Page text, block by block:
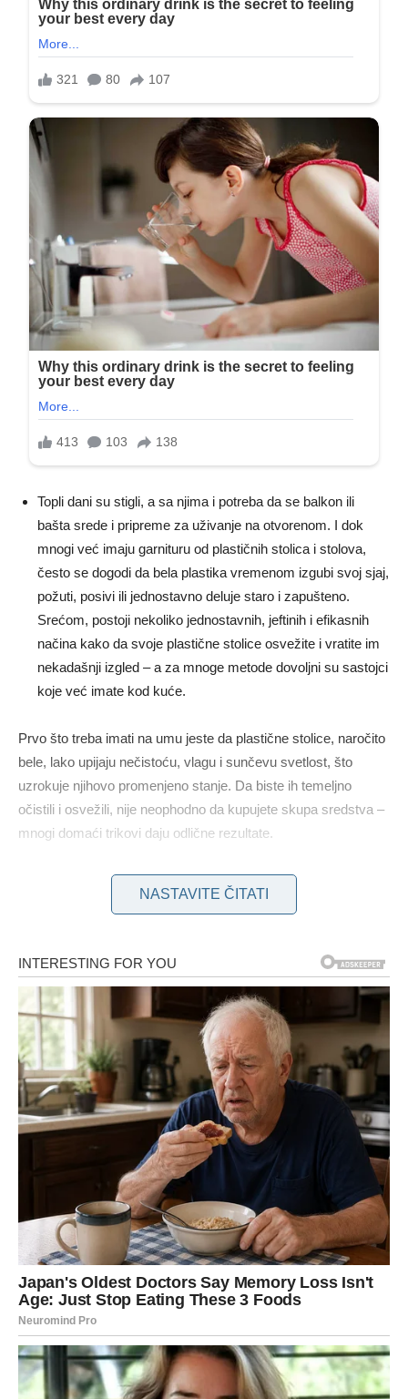
Topli dani su stigli, a sa njima i potreba da se balkon ili
bašta srede i pripreme za uživanje na otvorenom. I dok
mnogi već imaju garnituru od plastičnih stolica i stolova,
često se dogodi da bela plastika vremenom izgubi svoj sjaj,
požuti, posivi ili jednostavno deluje staro i zapušteno.
Srećom, postoji nekoliko jednostavnih, jeftinih i efikasnih
načina kako da svoje plastične stolice osvežite i vratite im
nekadašnji izgled – a za mnoge metode dovoljni su sastojci
koje već imate kod kuće.
Prvo što treba imati na umu jeste da plastične stolice, naročito
bele, lako upijaju nečistoću, vlagu i sunčevu svetlost, što
uzrokuje njihovo promenjeno stanje. Da biste ih temeljno
očistili i osvežili, nije neophodno da kupujete skupa sredstva –
mnogi domaći trikovi daju odlične rezultate.
Jedna od najjednostavnijih i najpristupačnijih metoda jeste
pasta od sode bikarbone i vode . U maloj posudi
gustu pastu. Tu pastu nanesite direktno na fleke na stolici, a
zatim četkom ili sunđerom nežno trljajte. Ostavite da deluje
10 do 15 minuta, pa isperite toplom vodom. Ova metoda je
naročito efikasna za uklanjanje sivih i žutih fleka koje se
talože s vremenom.
Ako su mrlje tvrdokornije ili se radi o buđi, izbeljivač, odnosno
varikina, može biti vrlo efikasan. U kofu sipajte vodu i dodajte
jedan čep izbeljivača na svakih litar vode. Obavezno koristite
gumene rukavice! Smesu nanesite na zaprljanu površinu
pomoću sunđera ili prskalice. Ostavite da deluje 10 do 20
minuta, zatim dobro isperite čistom vodom. Iako je delotvorno,
izbeljivač ne treba koristiti često jer vremenom može oštetiti
samu plastiku.
Još jedan prirodan, a vrlo efikasan trik je kombinacija
limunovog soka i sunčeve svetlosti. Iscedite svež limun i
NASTAVITE ČITATI